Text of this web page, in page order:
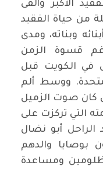
الأكبر وألقى
من حياة الفقيد
وبناته، ومدى
قسوة الزمن
في الكويت قبل
ووسط ألم
كان صوت الزميل
التي تركزت على
الراحل أبو نضال
بوصايا والدهم
ومساعدة